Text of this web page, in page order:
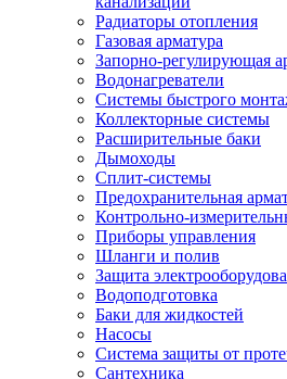
Радиаторы отопления
Газовая арматура
Запорно-регулирующая
Водонагреватели
Системы быстрого
Коллекторные системы
Расширительные баки
Дымоходы
Сплит-системы
Предохранительная
Контрольно-
Приборы управления
Шланги и полив
Защита
Водоподготовка
Баки для жидкостей
Насосы
Система защиты от
Сантехника